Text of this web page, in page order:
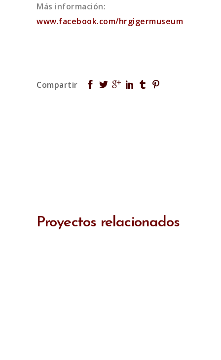
Más información:
www.facebook.com/hrgigermuseum
Proyectos relacionados